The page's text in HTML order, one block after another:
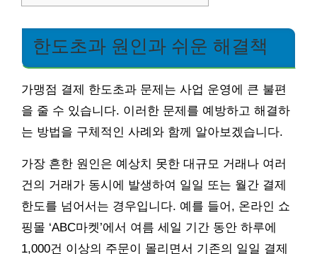
한도초과 원인과 쉬운 해결책
가맹점 결제 한도초과 문제는 사업 운영에 큰 불편
을 줄 수 있습니다. 이러한 문제를 예방하고 해결하
는 방법을 구체적인 사례와 함께 알아보겠습니다.
가장 흔한 원인은 예상치 못한 대규모 거래나 여러
건의 거래가 동시에 발생하여 일일 또는 월간 결제
한도를 넘어서는 경우입니다. 예를 들어, 온라인 쇼
핑몰 ‘ABC마켓’에서 여름 세일 기간 동안 하루에
1,000건 이상의 주문이 몰리면서 기존의 일일 결제